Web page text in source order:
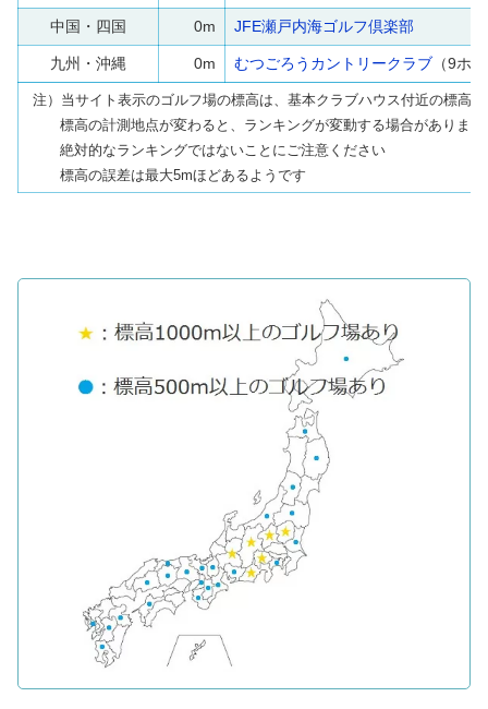
中国・四国 0m JFE瀬戸内海ゴルフ倶楽部
九州・沖縄 0m むつごろうカントリークラブ （9ホ
注）当サイト表示のゴルフ場の標高は、基本クラブハウス付近の標高
標高の計測地点が変わると、ランキングが変動する場合がありま
絶対的なランキングではないことにご注意ください
標高の誤差は最大5mほどあるようです